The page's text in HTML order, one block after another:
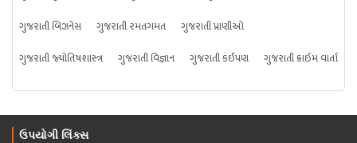
ગુજરાતી બિઝનેસ
ગુજરાતી રમતગમત
ગુજરાતી પ્રાણીઓ
ગુજરાતી જ્યોતિષશાસ્ત્ર
ગુજરાતી વિજ્ઞાન ગુજરાતી કંઈપણ ગુજરાતી ક્રાઇમ વાર્તા
ઉપયોગી લિંક્સ